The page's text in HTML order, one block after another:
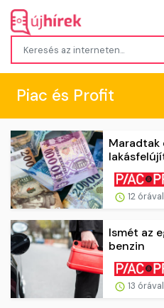
Piac és Profit
Maradtak
12
Ismét az
benzin
13